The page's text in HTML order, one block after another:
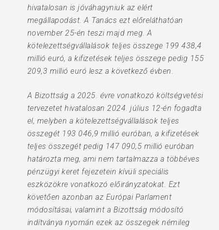
hivatalosan is jóváhagyniuk az elért
megállapodást. A Tanács ezt előreláthatóan
november 25-én teszi majd meg. A
kötelezettségvállalások teljes összege 199 438,4
millió euró, a kifizetések teljes összege pedig 155
209,3 millió euró lesz a következő évben.
A Bizottság a 2025. évre vonatkozó költségvetési
tervezetet hivatalosan 2024. július 12-én fogadta
el, melyben a kötelezettségvállalások teljes
összegét 193 046,9 millió euróban, a kifizetések
teljes összegét pedig 147 090,5 millió euróban
határozta meg, ami nem tartalmazza a többéves
pénzügyi keret fejezetein kívüli speciális
eszközökre vonatkozó előirányzatokat. Ezt
követően azonban az Európai Parlament
módosításai, valamint a Bizottság módosító
indítványa nyomán ezek az összegek némileg